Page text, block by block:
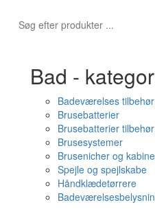
Bad -
Badeværelses tilbehør
Brusebatterier
Brusebatterier tilbehør
Brusesystemer
Brusenicher og
Spejle og spejlskabe
Håndklædetørrere